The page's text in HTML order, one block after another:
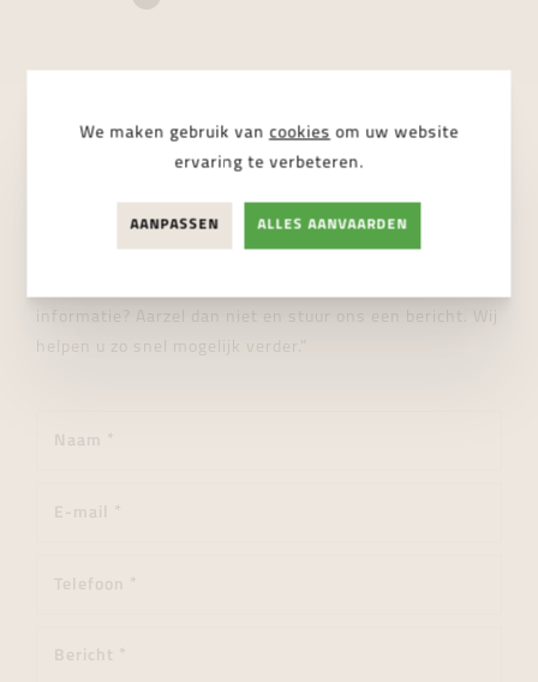
STUUR ONS EEN BERICHT
Wij helpen je graag verder!
informatie? Aarzel dan niet en stuur ons een bericht. Wij
helpen u zo snel mogelijk verder."
We maken gebruik van cookies om uw website
ervaring te verbeteren.
AANPASSEN ALLES AANVAARDEN